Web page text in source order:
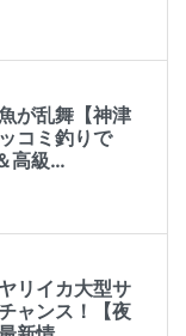
が乱舞【神津
コミ釣りで
高級…
リイカ大型サ
ャンス！【夜